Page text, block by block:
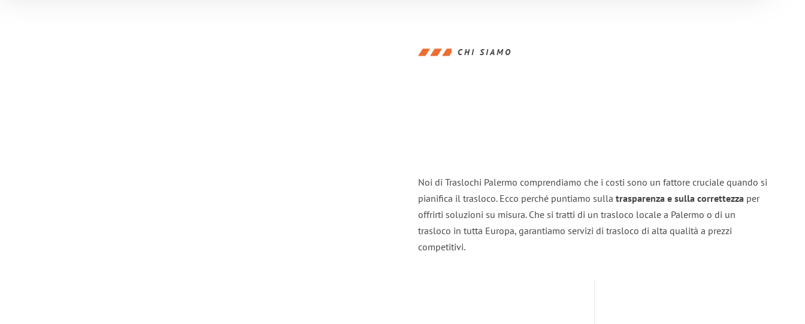
CHI SIAMO
Noi di Traslochi Palermo comprendiamo che i costi sono un fattore cruciale quando si
pianifica il trasloco. Ecco perché puntiamo sulla trasparenza e sulla correttezza per
offrirti soluzioni su misura. Che si tratti di un trasloco locale a Palermo o di un
trasloco in tutta Europa, garantiamo servizi di trasloco di alta qualità a prezzi
competitivi.